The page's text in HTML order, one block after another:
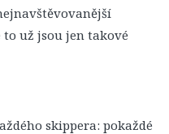
to už jsou jen takové
skippera: pokaždé